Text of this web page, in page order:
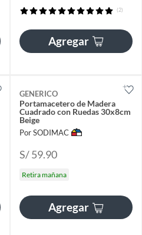
(2)
Agregar
GENERICO
Portamacetero de Madera
Cuadrado con Ruedas 30x8cm
Beige
Por SODIMAC
S/ 59.90
Retira mañana
Agregar